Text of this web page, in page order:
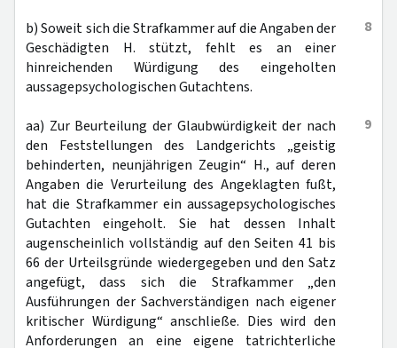
8
b) Soweit sich die Strafkammer auf die Angaben der
Geschädigten H. stützt, fehlt es an einer
hinreichenden Würdigung des eingeholten
aussagepsychologischen Gutachtens.
9
aa) Zur Beurteilung der Glaubwürdigkeit der nach
den Feststellungen des Landgerichts „geistig
behinderten, neunjährigen Zeugin“ H., auf deren
Angaben die Verurteilung des Angeklagten fußt,
hat die Strafkammer ein aussagepsychologisches
Gutachten eingeholt. Sie hat dessen Inhalt
augenscheinlich vollständig auf den Seiten 41 bis
66 der Urteilsgründe wiedergegeben und den Satz
angefügt, dass sich die Strafkammer „den
Ausführungen der Sachverständigen nach eigener
kritischer Würdigung“ anschließe. Dies wird den
Anforderungen an eine eigene tatrichterliche